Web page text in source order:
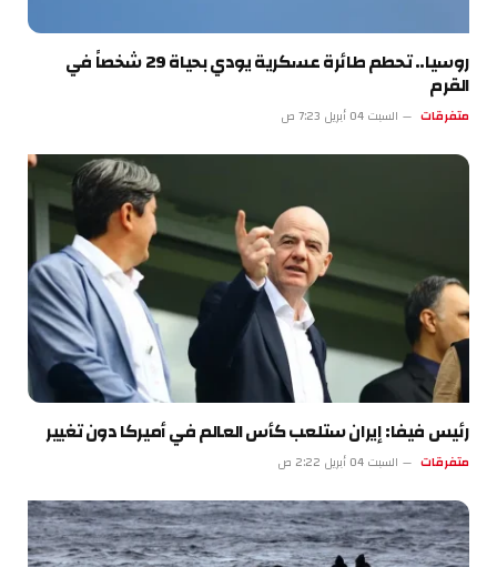
روسيا.. تحطم طائرة عسكرية يودي بحياة 29 شخصاً في
القرم
متفرقات السبت 04 أبريل 7:23 ص
رئيس فيفا: إيران ستلعب كأس العالم في أميركا دون تغيير
متفرقات السبت 04 أبريل 2:22 ص